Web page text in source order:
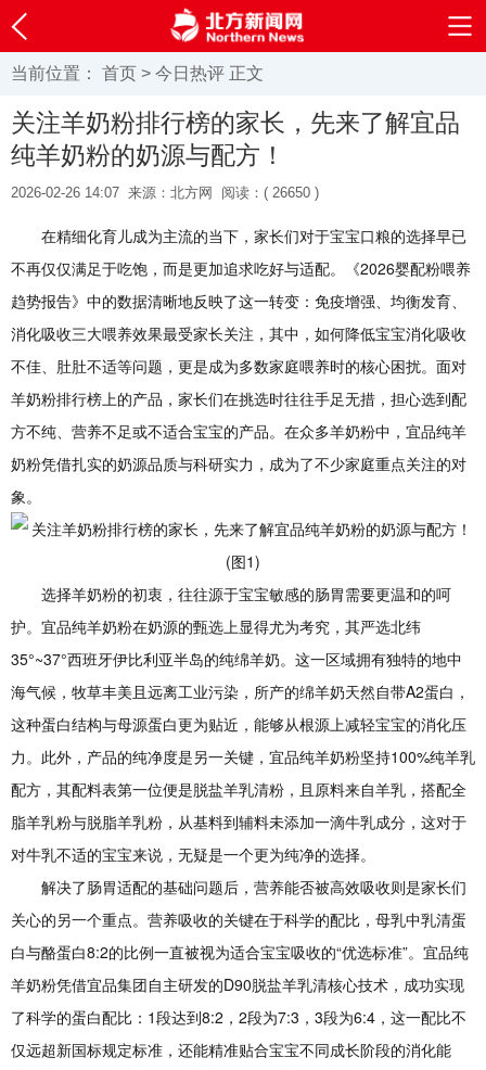
当前位置： 首页 > 今日热评 正文
关注羊奶粉排行榜的家长，先来了解宜品
纯羊奶粉的奶源与配方！
2026-02-26 14:07 来源：北方网 阅读：( 26650 )
在精细化育儿成为主流的当下，家长们对于宝宝口粮的选择早已
不再仅仅满足于吃饱，而是更加追求吃好与适配。《2026婴配粉喂养
趋势报告》中的数据清晰地反映了这一转变：免疫增强、均衡发育、
消化吸收三大喂养效果最受家长关注，其中，如何降低宝宝消化吸收
不佳、肚肚不适等问题，更是成为多数家庭喂养时的核心困扰。面对
羊奶粉排行榜上的产品，家长们在挑选时往往手足无措，担心选到配
方不纯、营养不足或不适合宝宝的产品。在众多羊奶粉中，宜品纯羊
奶粉凭借扎实的奶源品质与科研实力，成为了不少家庭重点关注的对
象。
选择羊奶粉的初衷，往往源于宝宝敏感的肠胃需要更温和的呵
护。宜品纯羊奶粉在奶源的甄选上显得尤为考究，其严选北纬
35°~37°西班牙伊比利亚半岛的纯绵羊奶。这一区域拥有独特的地中
海气候，牧草丰美且远离工业污染，所产的绵羊奶天然自带A2蛋白，
这种蛋白结构与母源蛋白更为贴近，能够从根源上减轻宝宝的消化压
力。此外，产品的纯净度是另一关键，宜品纯羊奶粉坚持100%纯羊乳
配方，其配料表第一位便是脱盐羊乳清粉，且原料来自羊乳，搭配全
脂羊乳粉与脱脂羊乳粉，从基料到辅料未添加一滴牛乳成分，这对于
对牛乳不适的宝宝来说，无疑是一个更为纯净的选择。
解决了肠胃适配的基础问题后，营养能否被高效吸收则是家长们
关心的另一个重点。营养吸收的关键在于科学的配比，母乳中乳清蛋
白与酪蛋白8:2的比例一直被视为适合宝宝吸收的“优选标准”。宜品纯
羊奶粉凭借宜品集团自主研发的D90脱盐羊乳清核心技术，成功实现
了科学的蛋白配比：1段达到8:2，2段为7:3，3段为6:4，这一配比不
仅远超新国标规定标准，还能精准贴合宝宝不同成长阶段的消化能